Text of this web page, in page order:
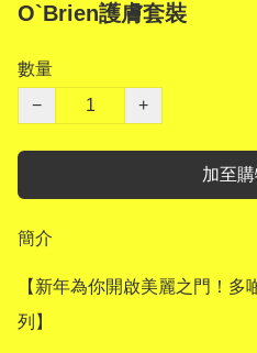
O`Brien護膚套裝
數量
−
+
加至
簡介
【新年為你開啟美麗之門！
列】